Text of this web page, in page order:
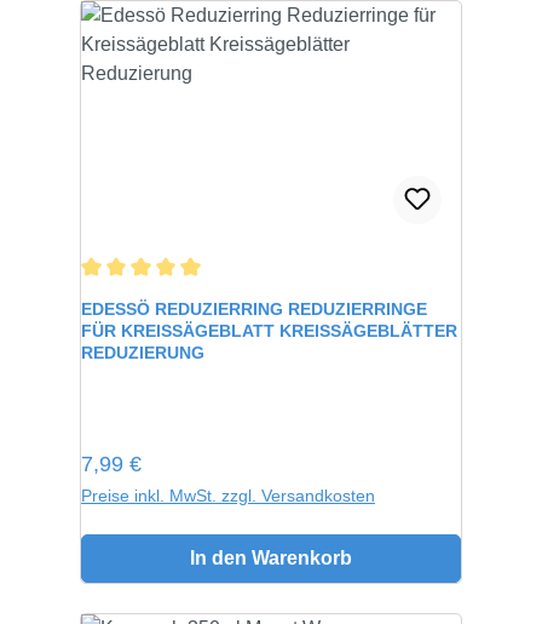
Durchschnittliche Bewertung von 5 von 5 Sternen
EDESSÖ REDUZIERRING REDUZIERRINGE
FÜR KREISSÄGEBLATT KREISSÄGEBLÄTTER
REDUZIERUNG
Regulärer Preis:
7,99 €
Preise inkl. MwSt. zzgl. Versandkosten
In den Warenkorb